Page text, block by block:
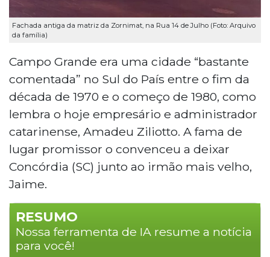
Fachada antiga da matriz da Zornimat, na Rua 14 de Julho (Foto: Arquivo
da família)
Campo Grande era uma cidade “bastante
comentada” no Sul do País entre o fim da
década de 1970 e o começo de 1980, como
lembra o hoje empresário e administrador
catarinense, Amadeu Ziliotto. A fama de
lugar promissor o convenceu a deixar
Concórdia (SC) junto ao irmão mais velho,
Jaime.
RESUMO
Nossa ferramenta de IA resume a notícia
para você!